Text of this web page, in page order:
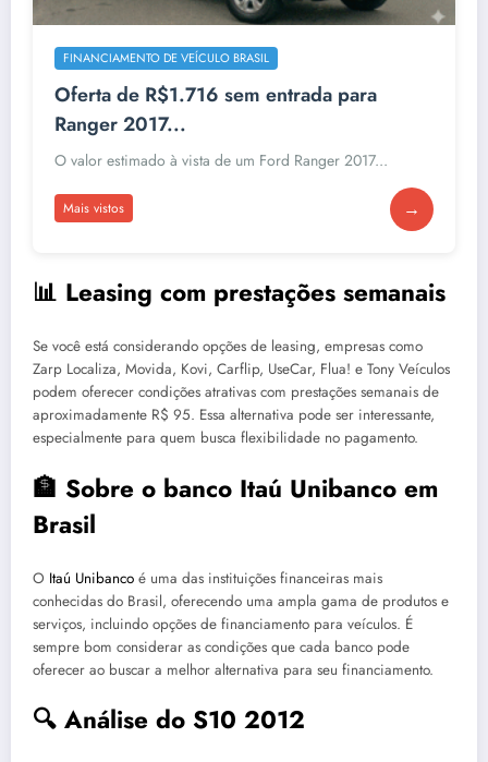
FINANCIAMENTO DE VEÍCULO BRASIL
Oferta de R$1.716 sem entrada para
Ranger 2017...
O valor estimado à vista de um Ford Ranger 2017...
Mais vistos →
📊 Leasing com prestações semanais
Se você está considerando opções de leasing, empresas como
Zarp Localiza, Movida, Kovi, Carflip, UseCar, Flua! e Tony Veículos
podem oferecer condições atrativas com prestações semanais de
aproximadamente R$ 95. Essa alternativa pode ser interessante,
especialmente para quem busca flexibilidade no pagamento.
🏦 Sobre o banco Itaú Unibanco em
Brasil
O Itaú Unibanco é uma das instituições financeiras mais
conhecidas do Brasil, oferecendo uma ampla gama de produtos e
serviços, incluindo opções de financiamento para veículos. É
sempre bom considerar as condições que cada banco pode
oferecer ao buscar a melhor alternativa para seu financiamento.
🔍 Análise do S10 2012